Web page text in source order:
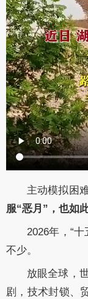
主动模拟困
服“恶月”，也如
2026年，“
不少。
放眼全球，
剧，技术封锁、